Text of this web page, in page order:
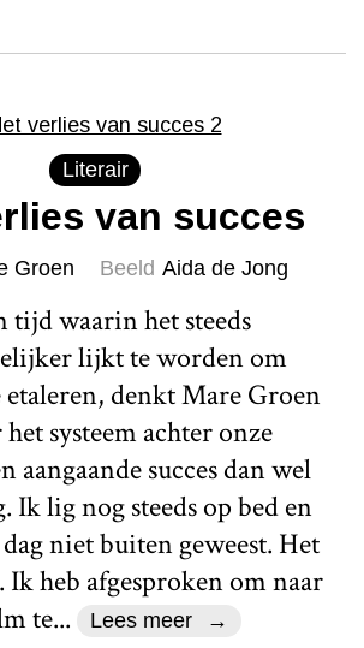
Literair
van succes
Groen Beeld Aida de Jong
tijd waarin het steeds
lijkt te worden om
etaleren, denkt Mare Groen
systeem achter onze
aangaande succes dan wel
Ik lig nog steeds op bed en
niet buiten geweest. Het
Ik heb afgesproken om naar
te...
Lees meer